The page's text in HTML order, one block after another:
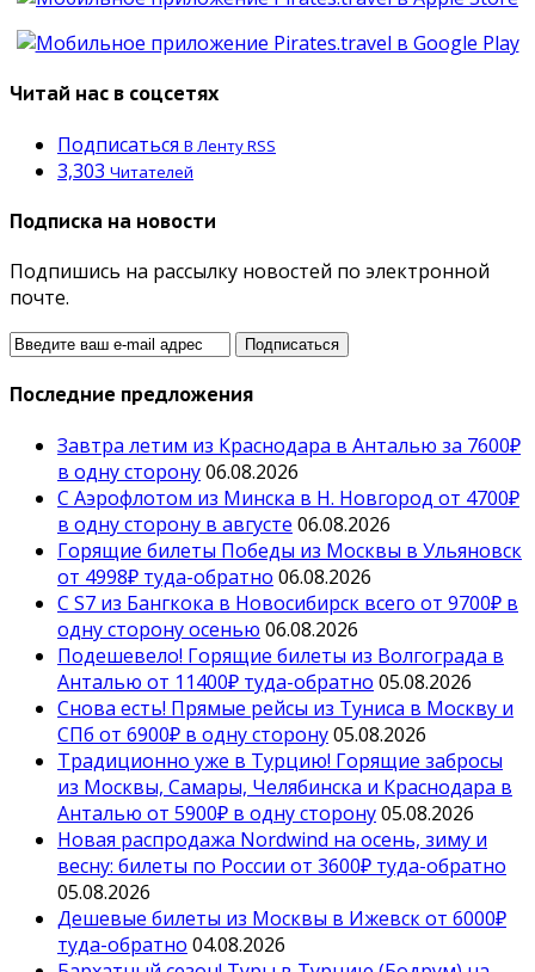
Читай нас в соцсетях
Подписаться В Ленту RSS
3,303 Читателей
Подписка на новости
Подпишись на рассылку новостей по электронной
почте.
Последние предложения
Завтра летим из Краснодара в Анталью за 7600₽
в одну сторону06.08.2026
С Аэрофлотом из Минска в Н. Новгород от 4700₽
в одну сторону в августе 06.08.2026
Горящие билеты Победы из Москвы в Ульяновск
от 4998₽ туда-обратно 06.08.2026
С S7 из Бангкока в Новосибирск всего от 9700₽ в
одну сторону осенью 06.08.2026
Подешевело! Горящие билеты из Волгограда в
Анталью от 11400₽ туда-обратно 05.08.2026
Снова есть! Прямые рейсы из Туниса в Москву и
СПб от 6900₽ в одну сторону05.08.2026
Традиционно уже в Турцию! Горящие забросы
из Москвы, Самары, Челябинска и Краснодара в
Анталью от 5900₽ в одну сторону05.08.2026
Новая распродажа Nordwind на осень, зиму и
весну: билеты по России от 3600₽ туда-обратно
05.08.2026
Дешевые билеты из Москвы в Ижевск от 6000₽
туда-обратно 04.08.2026